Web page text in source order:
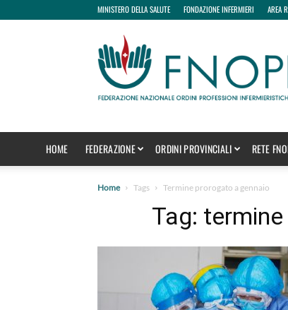
MINISTERO DELLA SALUTE FONDAZIONE INFERMIERI AREA
HOME FEDERAZIONE ORDINI PROVINCIALI RETE
Home Tags Termine prorogato a gennaio
Tag: